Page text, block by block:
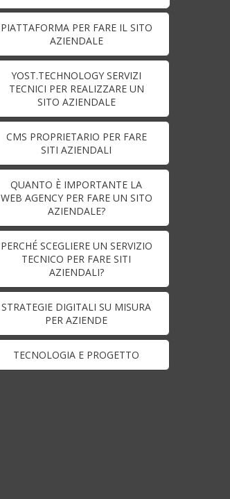
PIATTAFORMA PER FARE IL SITO
AZIENDALE
YOST.TECHNOLOGY SERVIZI
TECNICI PER REALIZZARE UN
SITO AZIENDALE
CMS PROPRIETARIO PER FARE
SITI AZIENDALI
QUANTO È IMPORTANTE LA
WEB AGENCY PER FARE UN SITO
AZIENDALE?
PERCHÉ SCEGLIERE UN SERVIZIO
TECNICO PER FARE SITI
AZIENDALI?
STRATEGIE DIGITALI SU MISURA
PER AZIENDE
TECNOLOGIA E PROGETTO